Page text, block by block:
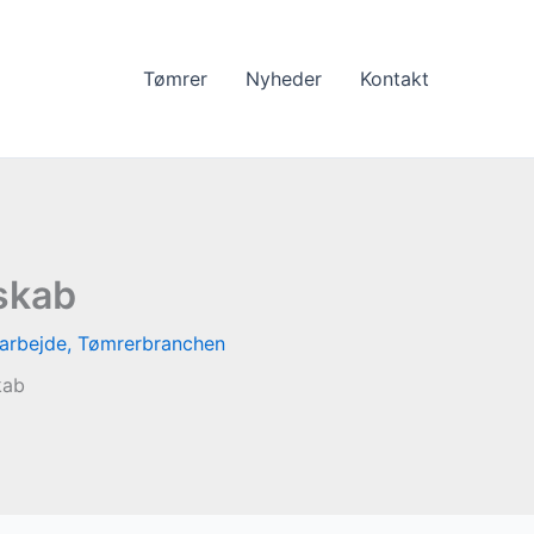
Tømrer Nyheder Kontakt
, Tømrerbranchen